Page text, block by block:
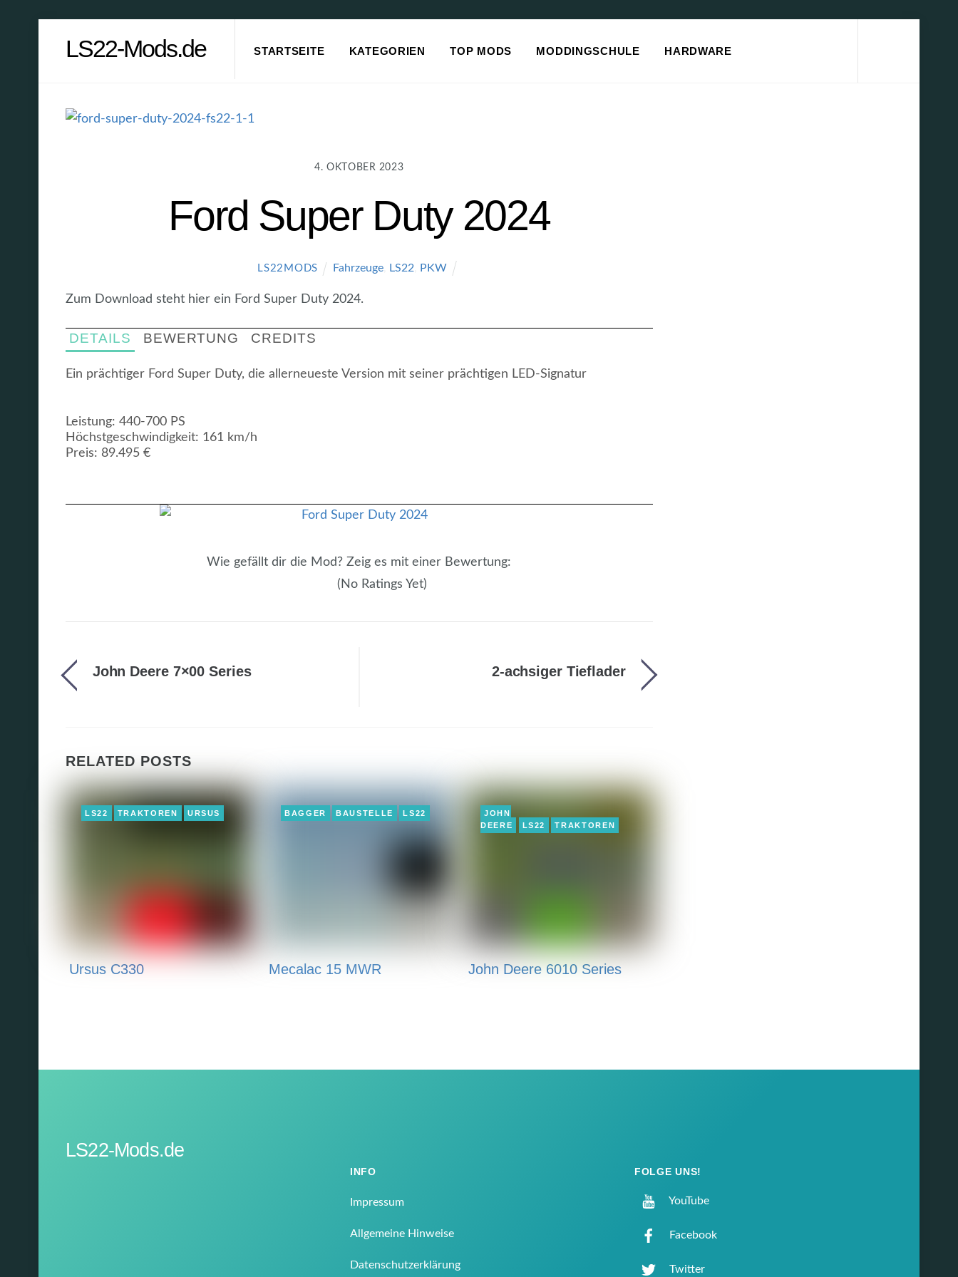
LS22-Mods.de STARTSEITE KATEGORIEN TOP MODS MODDINGSCHULE HARDWARE
4. OKTOBER 2023
Ford Super Duty 2024
LS22MODS Fahrzeuge LS22 PKW
Zum Download steht hier ein Ford Super Duty 2024.
DETAILS BEWERTUNG CREDITS
Ein prächtiger Ford Super Duty, die allerneueste Version mit seiner prächtigen LED-Signatur
Leistung: 440-700 PS
Höchstgeschwindigkeit: 161 km/h
Preis: 89.495 €
Wie gefällt dir die Mod? Zeig es mit einer Bewertung:
(No Ratings Yet)
John Deere 7×00 Series 2-achsiger Tieflader
RELATED POSTS
LS22 TRAKTOREN URSUS
Ursus C330
BAGGER BAUSTELLE LS22
Mecalac 15 MWR
JOHN
DEERE
LS22 TRAKTOREN
John Deere 6010 Series
LS22-Mods.de
INFO
Impressum
Allgemeine Hinweise
Datenschutzerklärung
FOLGE UNS!
YouTube
Facebook
Twitter